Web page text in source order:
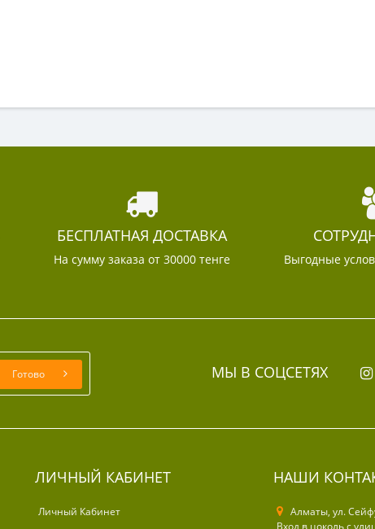
БЕСПЛАТНАЯ ДОСТАВКА
На сумму заказа от 30000 тенге Выгодные
Готово МЫ В СОЦСЕТЯХ
ЛИЧНЫЙ КАБИНЕТ
Личный Кабинет
НАШИ
Алматы, ул.
Вход в цоколь с